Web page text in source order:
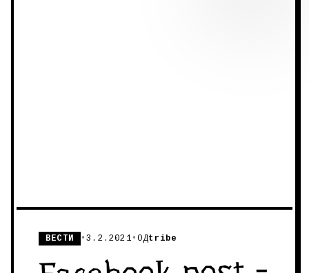
ВЕСТИ •3.2.2021 •ОДtribe